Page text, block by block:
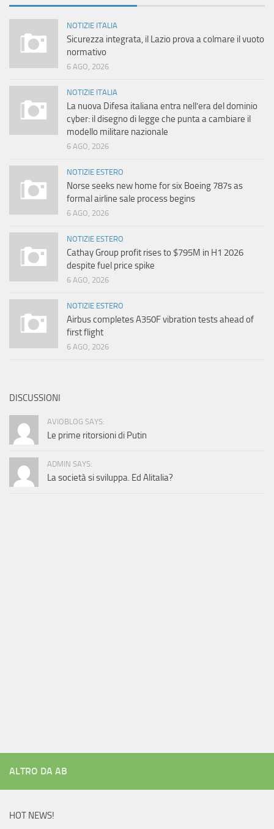
NOTIZIE ITALIA
Sicurezza integrata, il Lazio prova a colmare il vuoto
normativo
6 AGO, 2026
NOTIZIE ITALIA
La nuova Difesa italiana entra nell’era del dominio
cyber: il disegno di legge che punta a cambiare il
modello militare nazionale
6 AGO, 2026
NOTIZIE ESTERO
Norse seeks new home for six Boeing 787s as
formal airline sale process begins
6 AGO, 2026
NOTIZIE ESTERO
Cathay Group profit rises to $795M in H1 2026
despite fuel price spike
6 AGO, 2026
NOTIZIE ESTERO
Airbus completes A350F vibration tests ahead of
first flight
6 AGO, 2026
DISCUSSIONI
AVIOBLOG SAYS:
Le prime ritorsioni di Putin
ADMIN SAYS:
La società si sviluppa. Ed Alitalia?
ALTRO DA AB
HOT NEWS!